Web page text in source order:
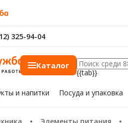
325-94-04
Каталог
{{tab}}
и напитки Посуда и упаковка